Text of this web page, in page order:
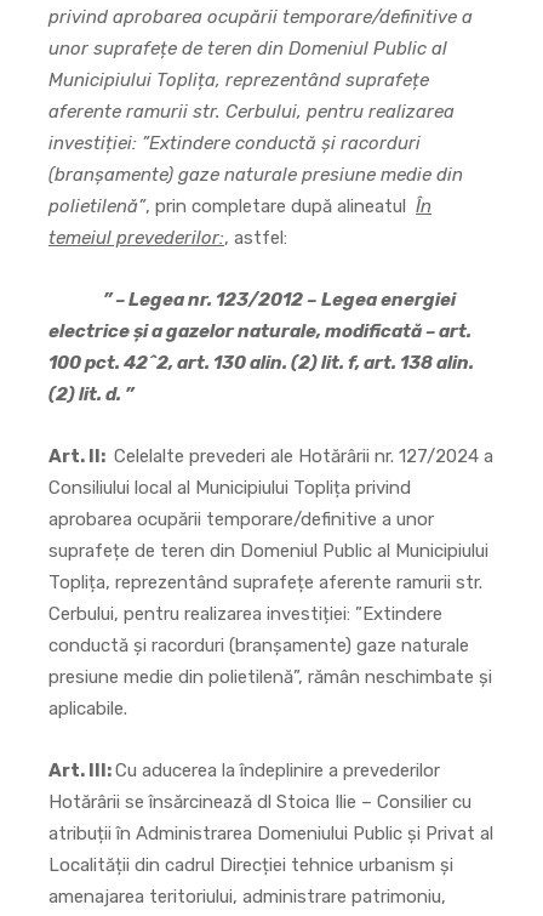
privind aprobarea ocupării temporare/definitive a
unor suprafețe de teren din Domeniul Public al
Municipiului Toplița, reprezentând suprafețe
aferente ramurii str. Cerbului, pentru realizarea
investiției: ”Extindere conductă și racorduri
(branșamente) gaze naturale presiune medie din
polietilenă”, prin completare după alineatul În
temeiul prevederilor:, astfel:
” – Legea nr. 123/2012 – Legea energiei
electrice şi a gazelor naturale, modificată – art.
100 pct. 42^2, art. 130 alin. (2) lit. f, art. 138 alin.
(2) lit. d. ”
Art. II: Celelalte prevederi ale Hotărârii nr. 127/2024 a
Consiliului local al Municipiului Toplița privind
aprobarea ocupării temporare/definitive a unor
suprafețe de teren din Domeniul Public al Municipiului
Toplița, reprezentând suprafețe aferente ramurii str.
Cerbului, pentru realizarea investiției: ”Extindere
conductă și racorduri (branșamente) gaze naturale
presiune medie din polietilenă”, rămân neschimbate și
aplicabile.
Art. III:Cu aducerea la îndeplinire a prevederilor
Hotărârii se însărcinează dl Stoica Ilie – Consilier cu
atribuții în Administrarea Domeniului Public și Privat al
Localității din cadrul Direcției tehnice urbanism și
amenajarea teritoriului, administrare patrimoniu,